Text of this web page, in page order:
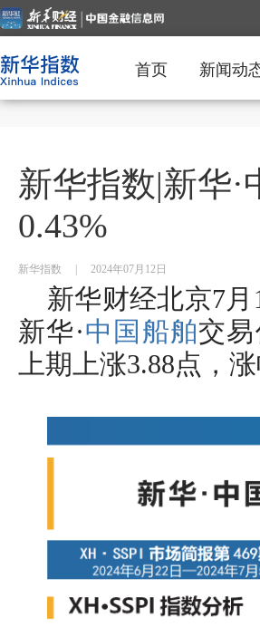
首页 新闻动
新华指数|新华
0.43%
新华指数 2024年07月12日
新华财经北京7
新华·中国船舶交易
上期上涨3.88点，涨